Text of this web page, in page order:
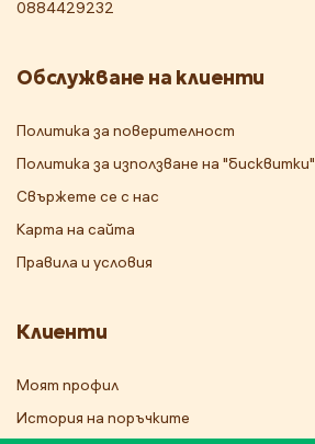
0884429232
Обслужване на клиенти
Политика за поверителност
Политика за използване на "бисквитки"
Свържете се с нас
Карта на сайта
Правила и условия
Клиенти
Моят профил
История на поръчките